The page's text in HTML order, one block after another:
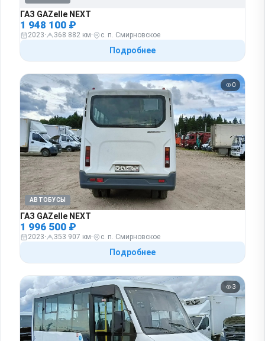
ГАЗ GAZelle NEXT
1 948 100 ₽
2023· 368 882 км· с. п. Смирновское
Подробнее
0
АВТОБУСЫ
ГАЗ GAZelle NEXT
1 996 500 ₽
2023· 353 907 км· с. п. Смирновское
Подробнее
3